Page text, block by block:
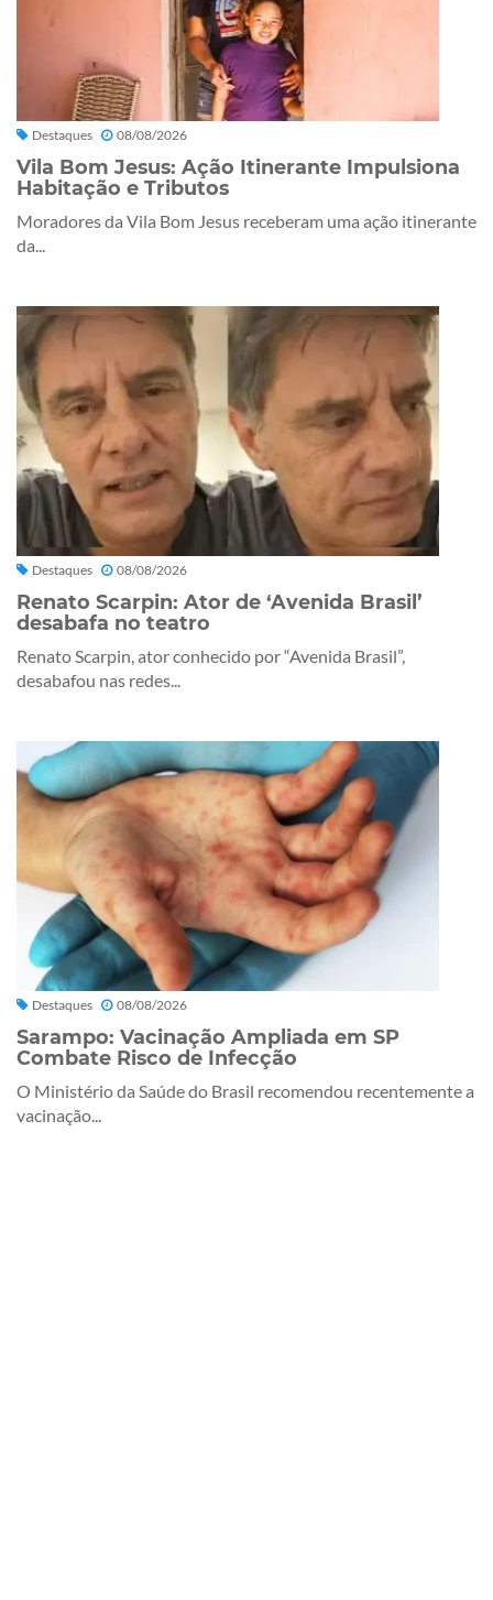
Destaques 08/08/2026
Vila Bom Jesus: Ação Itinerante Impulsiona
Habitação e Tributos
Moradores da Vila Bom Jesus receberam uma ação itinerante
da...
Destaques 08/08/2026
Renato Scarpin: Ator de ‘Avenida Brasil’
desabafa no teatro
Renato Scarpin, ator conhecido por “Avenida Brasil”,
desabafou nas redes...
Destaques 08/08/2026
Sarampo: Vacinação Ampliada em SP
Combate Risco de Infecção
O Ministério da Saúde do Brasil recomendou recentemente a
vacinação...